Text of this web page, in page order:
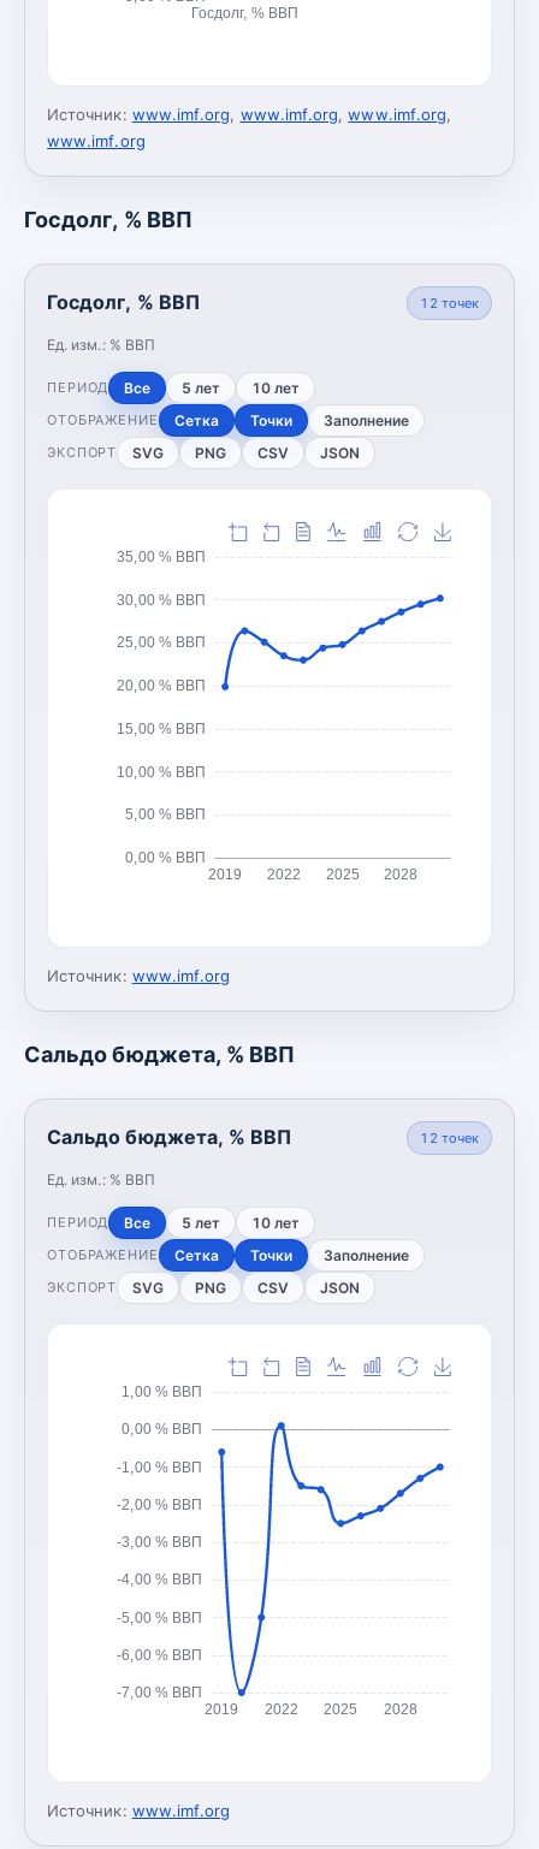
Госдолг, % ВВП
Источник: www.imf.org, www.imf.org,www.imf.org,
www.imf.org
Госдолг, % ВВП
Госдолг, % ВВП
Ед. изм.: % ВВП
12 точек
ПЕРИОД Все 5 лет 10 лет
ОТОБРАЖЕНИЕ Сетка Точки Заполнение
ЭКСПОРТ SVG PNG CSV JSON
0,00 % ВВП
5,00 % ВВП
10,00 % ВВП
15,00 % ВВП
20,00 % ВВП
25,00 % ВВП
30,00 % ВВП
35,00 % ВВП
2019 2022 2025 2028
Источник: www.imf.org
Сальдо бюджета, % ВВП
Сальдо бюджета, % ВВП
Ед. изм.: % ВВП
12 точек
ПЕРИОД Все 5 лет 10 лет
ОТОБРАЖЕНИЕ Сетка Точки Заполнение
ЭКСПОРТ SVG PNG CSV JSON
-7,00 % ВВП
-6,00 % ВВП
-5,00 % ВВП
-4,00 % ВВП
-3,00 % ВВП
-2,00 % ВВП
-1,00 % ВВП
0,00 % ВВП
1,00 % ВВП
2019 2022 2025 2028
Источник: www.imf.org